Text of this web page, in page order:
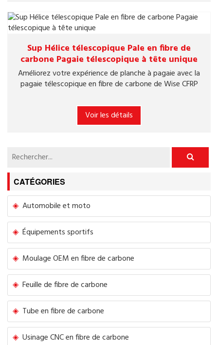
Sup Hélice télescopique Pale en fibre de
carbone Pagaie télescopique à tête unique
Améliorez votre expérience de planche à pagaie avec la
pagaie télescopique en fibre de carbone de Wise CFRP
Voir les détails
CATÉGORIES
Automobile et moto
Équipements sportifs
Moulage OEM en fibre de carbone
Feuille de fibre de carbone
Tube en fibre de carbone
Usinage CNC en fibre de carbone